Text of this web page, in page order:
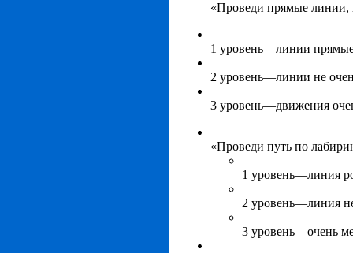
«Проведи прямые линии,
1 уровень—линии
2 уровень—линии не
3 уровень—движения
«Проведи путь по
1 уровень—линия
2 уровень—линия
3 уровень—очень